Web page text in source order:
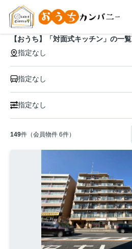
【おうち】「対面式キッチン」の一覧
指定なし
指定なし
指定なし
149件（会員物件 6件）